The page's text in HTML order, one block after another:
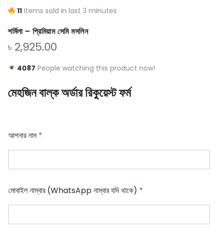
11Items sold in last 3 minutes
শর্মিলা – প্রিমিয়াম সেমি মসলিন
৳ 2,925.00
4087 People watching this product now!
মেহজিন বাল্ক অর্ডার রিকুয়েস্ট ফর্ম
ম্বা
*
ম
আপনার নাম*
ম্বা
না
মোবাইল নাম্বার (WhatsApp নাম্বার যদি থাকে) *